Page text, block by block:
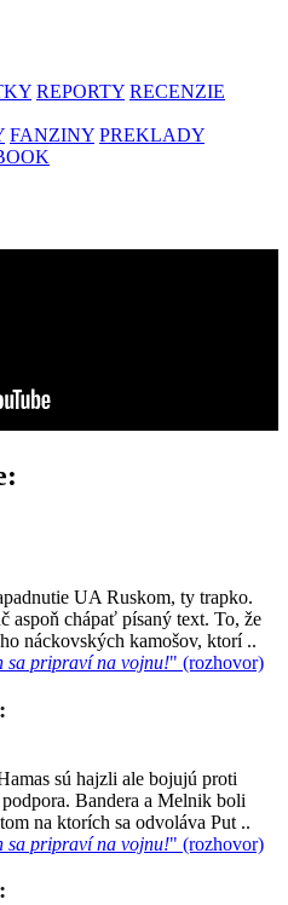
REPORTY RECENZIE
FANZINY PREKLADY
UA Ruskom, ty trapko.
aspoň chápať písaný text. To, že
náckovských kamošov, ktorí ..
sa pripraví na vojnu!" (rozhovor)
sú hajzli ale bojujú proti
Bandera a Melnik boli
na ktorích sa odvoláva Put ..
sa pripraví na vojnu!" (rozhovor)